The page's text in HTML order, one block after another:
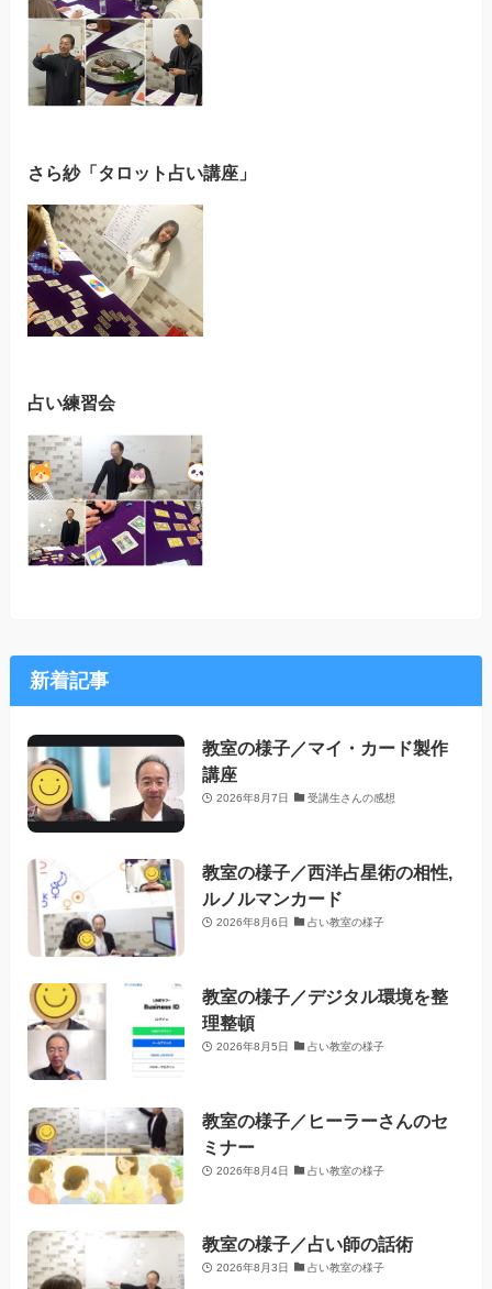
さら紗「タロット占い講座」
占い練習会
新着記事
教室の様子／マイ・カード製作
講座
2026年8月7日 受講生さんの感想
教室の様子／西洋占星術の相性,
ルノルマンカード
2026年8月6日 占い教室の様子
教室の様子／デジタル環境を整
理整頓
2026年8月5日 占い教室の様子
教室の様子／ヒーラーさんのセ
ミナー
2026年8月4日 占い教室の様子
教室の様子／占い師の話術
2026年8月3日 占い教室の様子